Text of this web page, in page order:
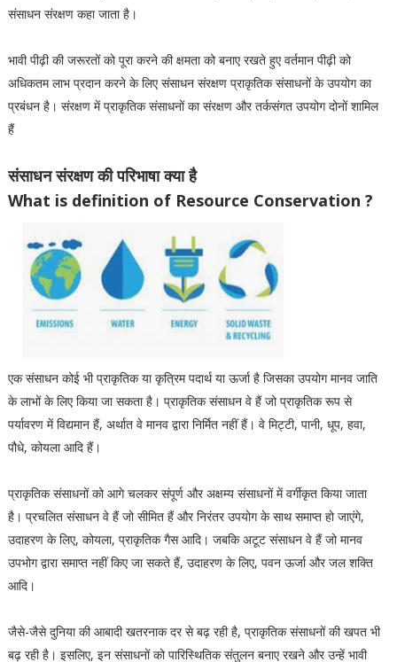
संसाधन संरक्षण कहा जाता है।
भावी पीढ़ी की जरूरतों को पूरा करने की क्षमता को बनाए रखते हुए वर्तमान पीढ़ी को
अधिकतम लाभ प्रदान करने के लिए संसाधन संरक्षण प्राकृतिक संसाधनों के उपयोग का
प्रबंधन है। संरक्षण में प्राकृतिक संसाधनों का संरक्षण और तर्कसंगत उपयोग दोनों शामिल
हैं
संसाधन संरक्षण की परिभाषा क्या है
What is definition of Resource Conservation ?
एक संसाधन कोई भी प्राकृतिक या कृत्रिम पदार्थ या ऊर्जा है जिसका उपयोग मानव जाति
के लाभों के लिए किया जा सकता है। प्राकृतिक संसाधन वे हैं जो प्राकृतिक रूप से
पर्यावरण में विद्यमान हैं, अर्थात वे मानव द्वारा निर्मित नहीं हैं। वे मिट्टी, पानी, धूप, हवा,
पौधे, कोयला आदि हैं।
प्राकृतिक संसाधनों को आगे चलकर संपूर्ण और अक्षम्य संसाधनों में वर्गीकृत किया जाता
है। प्रचलित संसाधन वे हैं जो सीमित हैं और निरंतर उपयोग के साथ समाप्त हो जाएंगे,
उदाहरण के लिए, कोयला, प्राकृतिक गैस आदि। जबकि अटूट संसाधन वे हैं जो मानव
उपभोग द्वारा समाप्त नहीं किए जा सकते हैं, उदाहरण के लिए, पवन ऊर्जा और जल शक्ति
आदि।
जैसे-जैसे दुनिया की आबादी खतरनाक दर से बढ़ रही है, प्राकृतिक संसाधनों की खपत भी
बढ़ रही है। इसलिए, इन संसाधनों को पारिस्थितिक संतुलन बनाए रखने और उन्हें भावी